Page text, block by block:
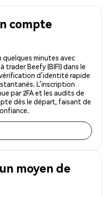
compte
quelques minutes avec
trader Beefy (BIFI) dans le
d’identité rapide
L’inscription
par 2FA et les audits de
dès le départ, faisant de
moyen de